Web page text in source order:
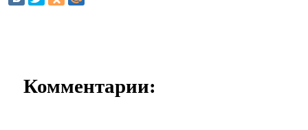
Комментарии: